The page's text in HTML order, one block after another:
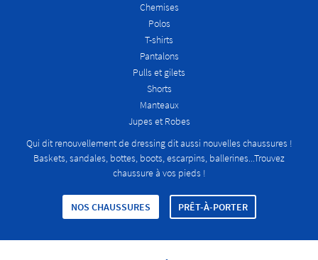
Chemises
Polos
T-shirts
Pantalons
Pulls et gilets
Shorts
Manteaux
Jupes et Robes
Qui dit renouvellement de dressing dit aussi nouvelles chaussures !
Baskets, sandales, bottes, boots, escarpins, ballerines...Trouvez
chaussure à vos pieds !
NOS CHAUSSURES PRÊT-À-PORTER